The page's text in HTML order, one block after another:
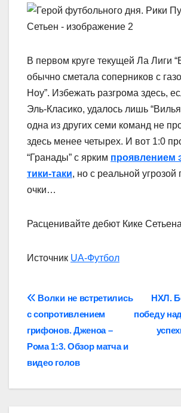
В первом круге текущей Ла Лиги
обычно сметала соперников с
Ноу”. Избежать разгрома здесь,
Эль-Класико, удалось лишь
одна из других семи команд не
здесь менее четырех. И вот 1:0
“Гранады” с ярким проявлением
тики-таки, но с реальной угрозой
очки…
Расценивайте дебют Кике
Источник UA-Футбол
Навігація
записів
НХЛ.
победу
Волки не встретились
с сопротивлением
грифонов. Дженоа –
Рома 1:3. Обзор матча и
видео голов